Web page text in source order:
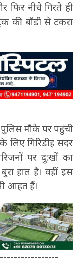
नीचे गिरते ही
की बॉडी से टकरा
मौके पर पहुंची
गिरिडीह सदर
पर दु:खों का
हाल है। वहीं इस
आहत हैं।